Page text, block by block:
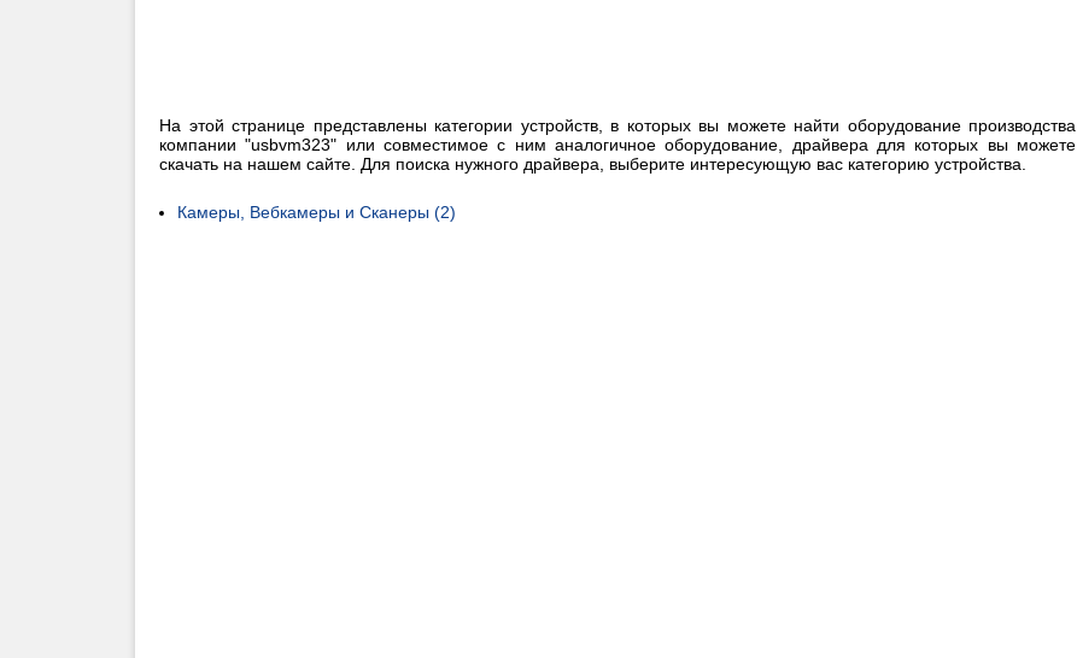
На этой странице представлены категории устройств, в которых вы можете найти оборудование производства
компании "usbvm323" или совместимое с ним аналогичное оборудование, драйвера для которых вы можете
скачать на нашем сайте. Для поиска нужного драйвера, выберите интересующую вас категорию устройства.
Камеры, Вебкамеры и Сканеры (2)